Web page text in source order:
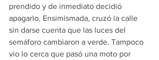
prendido y de inmediato decidió
apagarlo. Ensimismada, cruzó la calle
sin darse cuenta que las luces del
semáforo cambiaron a verde. Tampoco
vio lo cerca que pasó una moto por